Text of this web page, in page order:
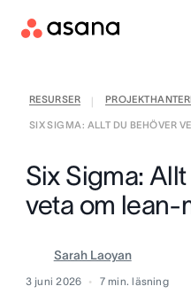
RESURSER
SIX SIGMA: ALLT DU BEHÖVER
Six Sigma:
veta om lean-
Sarah Laoyan
3 juni 2026 7 min. läsning